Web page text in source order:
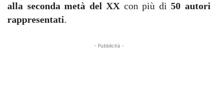
alla seconda metà del XX con più di50 autori
rappresentati.
- Pubblicità -